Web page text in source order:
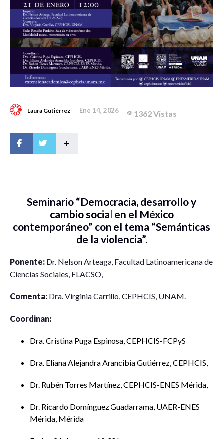
Laura Gutiérrez Ene 14, 2026 1362 Vistas
+
Seminario “Democracia, desarrollo y
cambio social en el México
contemporáneo” con el tema “Semánticas
de la violencia”.
Ponente: Dr. Nelson Arteaga, Facultad Latinoamericana de
Ciencias Sociales, FLACSO,
Comenta: Dra. Virginia Carrillo, CEPHCIS, UNAM.
Coordinan:
Dra. Cristina Puga Espinosa, CEPHCIS-FCPyS
Dra. Eliana Alejandra Arancibia Gutiérrez, CEPHCIS,
Dr. Rubén Torres Martínez, CEPHCIS-ENES Mérida,
Dr. Ricardo Domínguez Guadarrama, UAER-ENES
Mérida, Mérida